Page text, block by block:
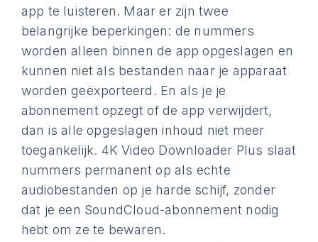
app te luisteren. Maar er zijn twee
belangrijke beperkingen: de nummers
worden alleen binnen de app opgeslagen en
kunnen niet als bestanden naar je apparaat
worden geëxporteerd. En als je je
abonnement opzegt of de app verwijdert,
dan is alle opgeslagen inhoud niet meer
toegankelijk. 4K Video Downloader Plus slaat
nummers permanent op als echte
audiobestanden op je harde schijf, zonder
dat je een SoundCloud-abonnement nodig
hebt om ze te bewaren.